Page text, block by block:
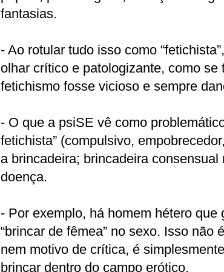
fantasias.
- Ao rotular tudo isso como
olhar crítico e patologizante, como se
fetichismo fosse vicioso e sempre
- O que a psiSE vê como
fetichista” (compulsivo,
a brincadeira; brincadeira consensual
doença.
- Por exemplo, há homem hétero que
“brincar de fêmea” no sexo. Isso não
nem motivo de crítica, é
brincar dentro do campo erótico.